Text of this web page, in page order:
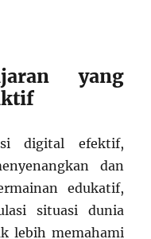
yang
digital efektif,
dan
edukatif,
situasi dunia
lebih memahami